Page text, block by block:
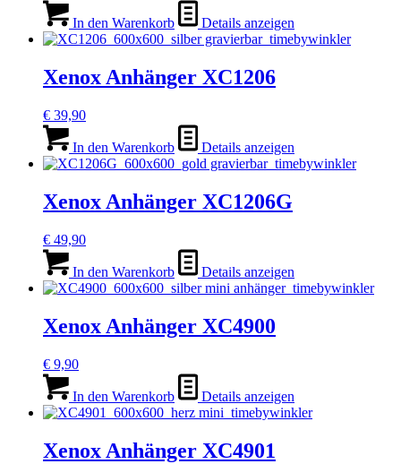
In den Warenkorb Details anzeigen
Xenox Anhänger XC1206
€ 39,90
In den Warenkorb Details anzeigen
Xenox Anhänger XC1206G
€ 49,90
In den Warenkorb Details anzeigen
Xenox Anhänger XC4900
€ 9,90
In den Warenkorb Details anzeigen
Xenox Anhänger XC4901